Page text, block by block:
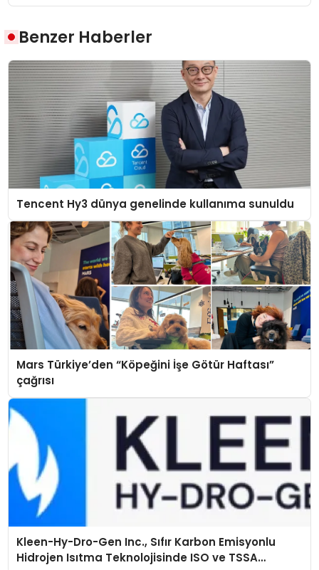
Benzer Haberler
Tencent Hy3 dünya genelinde kullanıma sunuldu
Mars Türkiye’den “Köpeğini İşe Götür Haftası”
çağrısı
Kleen-Hy-Dro-Gen Inc., Sıfır Karbon Emisyonlu
Hidrojen Isıtma Teknolojisinde ISO ve TSSA